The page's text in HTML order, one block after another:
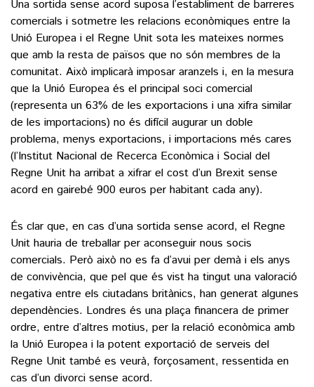
Una sortida sense acord suposa l’establiment de barreres
comercials i sotmetre les relacions econòmiques entre la
Unió Europea i el Regne Unit sota les mateixes normes
que amb la resta de països que no són membres de la
comunitat. Això implicarà imposar aranzels i, en la mesura
que la Unió Europea és el principal soci comercial
(representa un 63% de les exportacions i una xifra similar
de les importacions) no és difícil augurar un doble
problema, menys exportacions, i importacions més cares
(l’Institut Nacional de Recerca Econòmica i Social del
Regne Unit ha arribat a xifrar el cost d’un Brexit sense
acord en gairebé 900 euros per habitant cada any).
És clar que, en cas d’una sortida sense acord, el Regne
Unit hauria de treballar per aconseguir nous socis
comercials. Però això no es fa d’avui per demà i els anys
de convivència, que pel que és vist ha tingut una valoració
negativa entre els ciutadans britànics, han generat algunes
dependències. Londres és una plaça financera de primer
ordre, entre d’altres motius, per la relació econòmica amb
la Unió Europea i la potent exportació de serveis del
Regne Unit també es veurà, forçosament, ressentida en
cas d’un divorci sense acord.